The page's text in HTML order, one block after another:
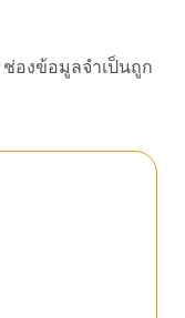
ช่องข้อมูลจำเป็นถูก